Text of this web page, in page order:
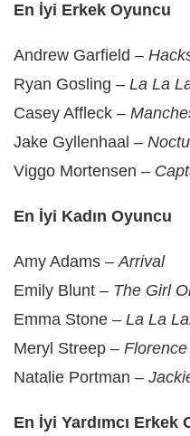
En İyi Erkek Oyuncu
Andrew Garfield –
Ryan Gosling – La La
Casey Affleck –
Jake Gyllenhaal –
Viggo Mortensen –
En İyi Kadın Oyuncu
Amy Adams –Arrival
Emily Blunt – The Girl
Emma Stone – La La
Meryl Streep –
Natalie Portman –
En İyi Yardımcı Erkek